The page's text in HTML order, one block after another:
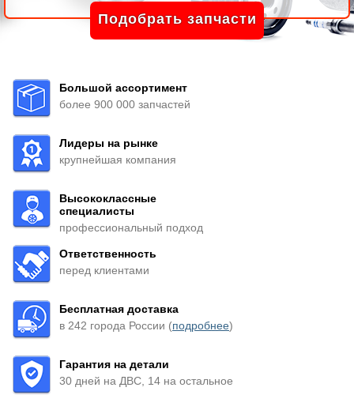
Подобрать запчасти
Большой ассортимент
более 900 000 запчастей
Лидеры на рынке
крупнейшая компания
Высококлассные
специалисты
профессиональный подход
Ответственность
перед клиентами
Бесплатная доставка
в 242 города России (подробнее)
Гарантия на детали
30 дней на ДВС, 14 на остальное